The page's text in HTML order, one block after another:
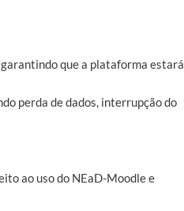
que a plataforma estará
perda de dados, interrupção do
ao uso do NEaD-Moodle e